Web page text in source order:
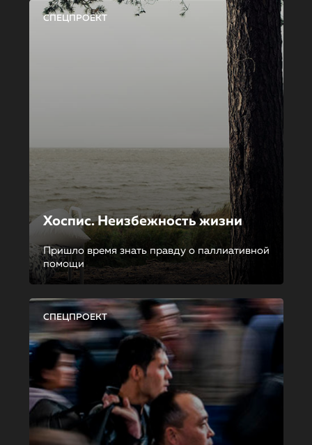
СПЕЦПРОЕКТ
Хоспис. Неизбежность жизни
Пришло время знать правду о паллиативной
помощи
СПЕЦПРОЕКТ